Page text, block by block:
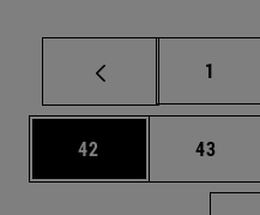
Página
1
Página
42 Página
43